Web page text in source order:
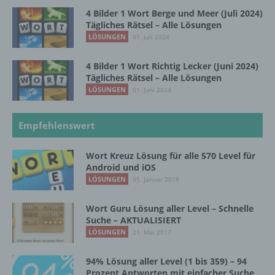
4 Bilder 1 Wort Berge und Meer (Juli 2024)
Tägliches Rätsel – Alle Lösungen
LÖSUNGEN 01. Juli 2024
4 Bilder 1 Wort Richtig Lecker (Juni 2024)
Tägliches Rätsel – Alle Lösungen
LÖSUNGEN 01. Juni 2024
Empfehlenswert
Wort Kreuz Lösung für alle 570 Level für
Android und iOS
LÖSUNGEN 05. Januar 2018
Wort Guru Lösung aller Level – Schnelle
Suche – AKTUALISIERT
LÖSUNGEN 21. Mai 2017
94% Lösung aller Level (1 bis 359) – 94
Warenkorbes im Online-Shop. Der Online-Shop
merkt sich die Artikel, die ein Kunde in den
virtuellen Warenkorb gelegt hat, über ein Cookie.
Die betroffene Person kann die Setzung von
Cookies durch unsere Internetseite jederzeit
mittels einer entsprechenden Einstellung des
genutzten Internetbrowsers verhindern und damit
der Setzung von Cookies dauerhaft
widersprechen. Ferner können bereits gesetzte
Cookies jederzeit über einen Internetbrowser oder
andere Softwareprogramme gelöscht werden. Dies
ist in allen gängigen Internetbrowsern möglich.
Deaktiviert die betroffene Person die Setzung von
Cookies in dem genutzten Internetbrowser, sind
Internetseite vollumfänglich nutzbar.